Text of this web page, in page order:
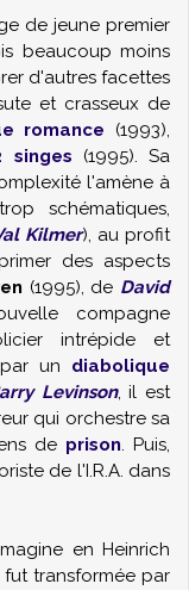
de jeune premier
beaucoup moins
d'autres facettes
et crasseux de
romance (1993),
singes (1995). Sa
l'amène à
schématiques,
Kilmer), au profit
des aspects
(1995), de David
compagne
intrépide et
un diabolique
Levinson, il est
qui orchestre sa
de prison. Puis,
de l'I.R.A. dans
en Heinrich
transformée par